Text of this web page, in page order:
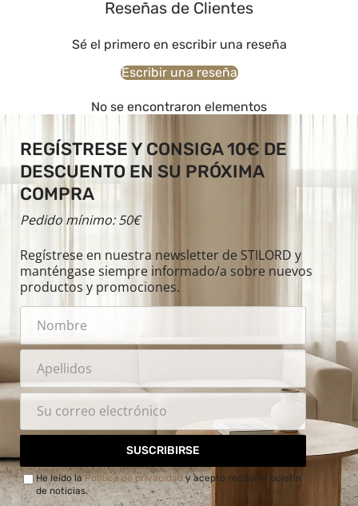
Reseñas de Clientes
Sé el primero en escribir una reseña
Escribir una reseña
No se encontraron elementos
REGÍSTRESE Y CONSIGA 10€ DE
DESCUENTO EN SU PRÓXIMA
COMPRA
Pedido mínimo: 50€
Regístrese en nuestra newsletter de STILORD y
manténgase siempre informado/a sobre nuevos
productos y promociones.
SUSCRIBIRSE
He leído laPolítica de privacidady acepto recibir el boletín
de noticias.